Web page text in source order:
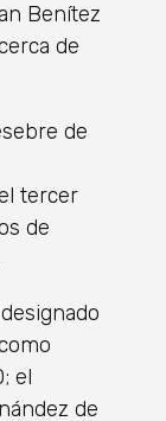
Benítez
de
de
tercer
de
el
de